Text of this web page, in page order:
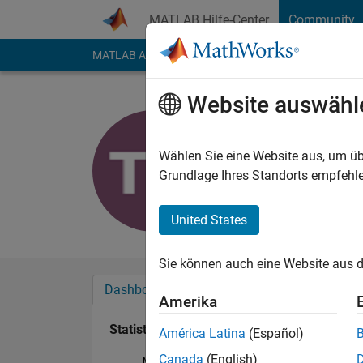
MATLAB Hilfe-Center Community
MATLAB Answers File Exchange Cody
Last seen: mehr als
Followers:0
Dashboard
Statistik
Website
Wählen Sie eine Website aus, um
Grundlage Ihres Standorts
United States
Sie können auch eine Website aus
Amerika
América Latina (Español)
Canada (English)